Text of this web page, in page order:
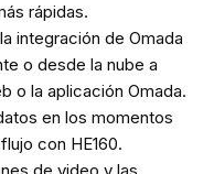
rápidas.
integración de Omada
o desde la nube a
o la aplicación Omada.
en los momentos
con HE160.